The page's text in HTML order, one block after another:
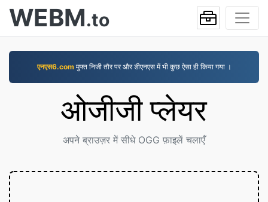
WEBM.to
एनएस6.comमुफ्त निजी तौर पर और डीएनएस में भी कुछ ऐसा ही किया गया ।
ओजीजी प्लेयर
अपने ब्राउज़र में सीधे OGG फ़ाइलें चलाएँ